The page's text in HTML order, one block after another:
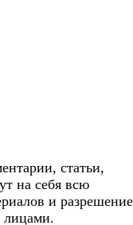
статьи,
на себя всю
и разрешение
лицами.